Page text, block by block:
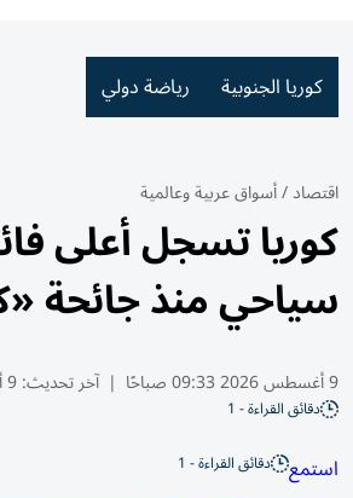
كوريا الجنوبية رياضة دولي
اقتصاد/أسواق عربية وعالمية
كوريا تسجل أعلى
سياحي منذ جائحة
9 أغسطس 2026 09:33 صباحًا | آخر تحديث:9 أغسطس 10:02 2026
دقائق القراءة - 1
استمع دقائق القراءة - 1